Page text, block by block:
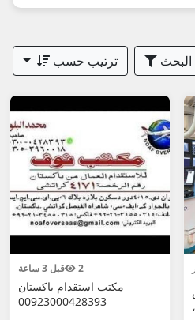
البحث ترتيب حسب
قبل 3 ساعة 2
مكتب استقدام باكستان
00923000428393